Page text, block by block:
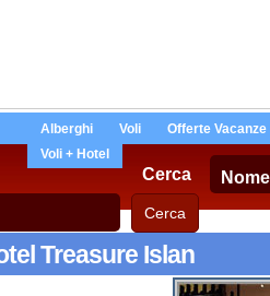
Alberghi Voli
Offerte Vacanze
Voli + Hotel
Cerca
Treasure Islan